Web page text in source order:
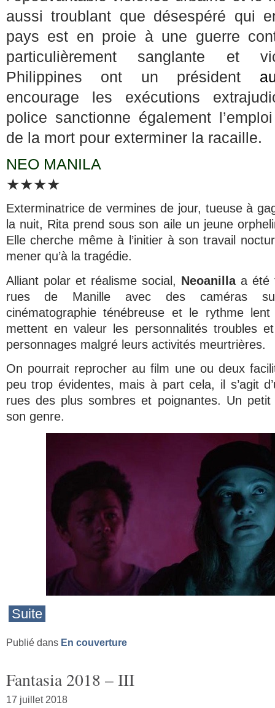
aussi troublant que désespéré qui
pays est en proie à une guerre
particulièrement sanglante et
Philippines ont un président
encourage les exécutions
police sanctionne également
de la mort pour exterminer la racaille.
NEO MANILA
★★★★
Exterminatrice de vermines de jour, tueuse à
la nuit, Rita prend sous son aile un jeune
Elle cherche même à l’initier à son travail
mener qu’à la tragédie.
Alliant polar et réalisme social, Neoanillaa été
rues de Manille avec des caméras
cinématographie ténébreuse et le rythme
mettent en valeur les personnalités troubles
personnages malgré leurs activités meurtrières.
On pourrait reprocher au film une ou deux
peu trop évidentes, mais à part cela, il s’agit
rues des plus sombres et poignantes. Un
son genre.
Suite
Publié dans En couverture
Fantasia 2018 – III
17 juillet 2018